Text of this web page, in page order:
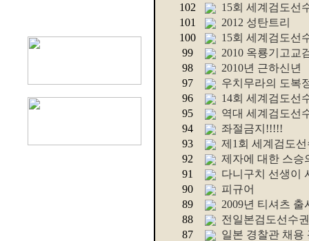
102
15회 세계검도선
101
2012 성탄트리
100
15회 세계검도선
99
2010 옥룡기고교
98
2010년 근하신년
97
우치무라의 도복
96
14회 세계검도선
95
역대 세계검도선
94
좌절금지!!!!!
93
제1회 세계검도
92
제자에 대한 스승
91
다니구치 선생이
90
피규어
89
2009년 티셔츠 출
88
전일본검도선수
87
일본 경찰관 채용